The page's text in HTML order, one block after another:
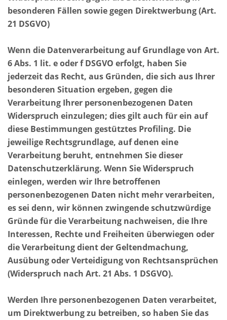
besonderen Fällen sowie gegen Direktwerbung (Art.
21 DSGVO)
Wenn die Datenverarbeitung auf Grundlage von Art.
6 Abs. 1 lit. e oder f DSGVO erfolgt, haben Sie
jederzeit das Recht, aus Gründen, die sich aus Ihrer
besonderen Situation ergeben, gegen die
Verarbeitung Ihrer personenbezogenen Daten
Widerspruch einzulegen; dies gilt auch für ein auf
diese Bestimmungen gestütztes Profiling. Die
jeweilige Rechtsgrundlage, auf denen eine
Verarbeitung beruht, entnehmen Sie dieser
Datenschutzerklärung. Wenn Sie Widerspruch
einlegen, werden wir Ihre betroffenen
personenbezogenen Daten nicht mehr verarbeiten,
es sei denn, wir können zwingende schutzwürdige
Gründe für die Verarbeitung nachweisen, die Ihre
Interessen, Rechte und Freiheiten überwiegen oder
die Verarbeitung dient der Geltendmachung,
Ausübung oder Verteidigung von Rechtsansprüchen
(Widerspruch nach Art. 21 Abs. 1 DSGVO).
Werden Ihre personenbezogenen Daten verarbeitet,
um Direktwerbung zu betreiben, so haben Sie das